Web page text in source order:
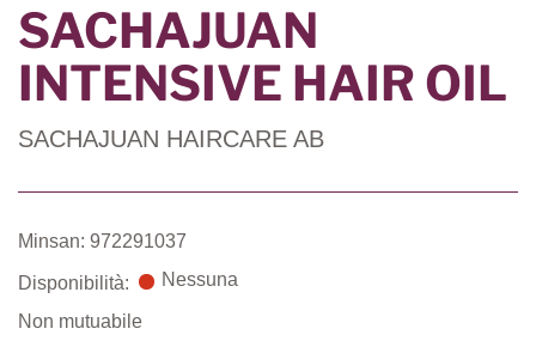
SACHAJUAN
INTENSIVE HAIR OIL
SACHAJUAN HAIRCARE AB
Minsan: 972291037
Disponibilità: Nessuna
Non mutuabile